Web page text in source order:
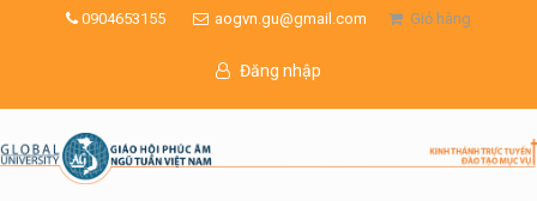
0904653155 aogvn.gu@gmail.com Giỏ hàng
Đăng nhập